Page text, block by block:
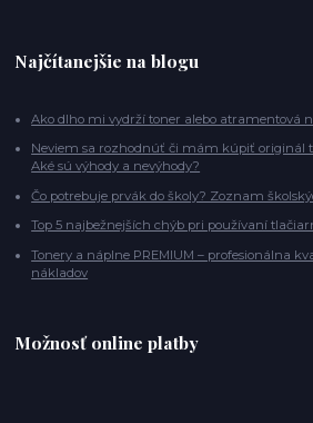
Najčítanejšie na blogu
Ako dlho mi vydrží toner alebo atramentová
Neviem sa rozhodnúť či mám kúpiť originál
Aké sú výhody a nevýhody?
Čo potrebuje prvák do školy? Zoznam
Top 5 najbežnejších chýb pri používaní
Tonery a náplne PREMIUM – profesionálna
nákladov
Možnosť online platby